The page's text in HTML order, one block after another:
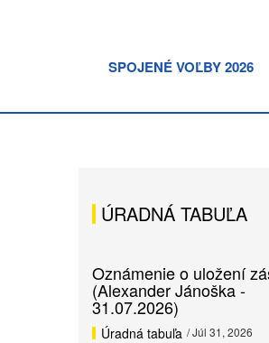
SPOJENÉ VOĽBY 2026
ÚRADNÁ TABUĽA
Oznámenie o uložení
(Alexander Jánoška -
31.07.2026)
Úradná tabuľa / Júl 31, 2026